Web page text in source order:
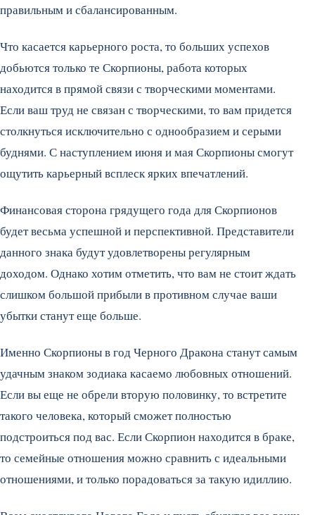
правильным и сбалансированным.
Что касается карьерного роста, то больших успехов
добьются только те Скорпионы, работа которых
находится в прямой связи с творческими моментами.
Если ваш труд не связан с творческими, то вам придется
столкнуться исключительно с однообразием и серыми
буднями. С наступлением июня и мая Скорпионы смогут
ощутить карьерный всплеск ярких впечатлений.
Финансовая сторона грядущего года для Скорпионов
будет весьма успешной и перспективной. Представители
данного знака будут удовлетворены регулярным
доходом. Однако хотим отметить, что вам не стоит ждать
слишком большой прибыли в противном случае ваши
убытки станут еще больше.
Именно Скорпионы в год Черного Дракона станут самым
удачным знаком зодиака касаемо любовных отношений.
Если вы еще не обрели вторую половинку, то встретите
такого человека, который сможет полностью
подстроиться под вас. Если Скорпион находится в браке,
то семейные отношения можно сравнить с идеальными
отношениями, и только порадоваться за такую идиллию.